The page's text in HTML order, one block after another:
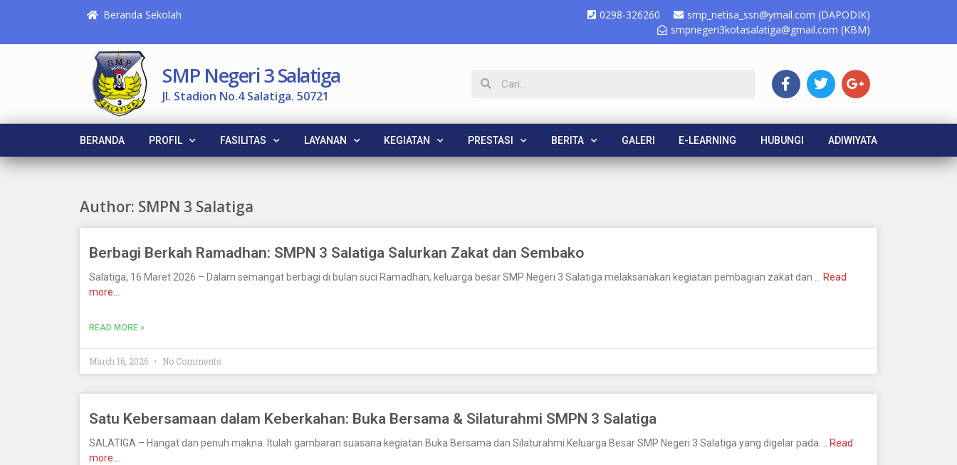
Beranda Sekolah 0298-326260
smp_netisa_ssn@ymail.com (DAPODIK)
smpnegeri3kotasalatiga@gmail.com (KBM)
SMP Negeri 3 Salatiga
Jl. Stadion No.4 Salatiga. 50721
BERANDA PROFIL FASILITAS LAYANAN KEGIATAN PRESTASI BERITA GALERI E-LEARNING HUBUNGI ADIWIYATA
Author: SMPN 3 Salatiga
Berbagi Berkah Ramadhan: SMPN 3 Salatiga Salurkan Zakat dan Sembako
Salatiga, 16 Maret 2026 – Dalam semangat berbagi di bulan suci Ramadhan, keluarga besar SMP Negeri 3 Salatiga melaksanakan kegiatan pembagian zakat dan … Read
more…
READ MORE »
March 16, 2026 No Comments
Satu Kebersamaan dalam Keberkahan: Buka Bersama & Silaturahmi SMPN 3 Salatiga
SALATIGA – Hangat dan penuh makna. Itulah gambaran suasana kegiatan Buka Bersama dan Silaturahmi Keluarga Besar SMP Negeri 3 Salatiga yang digelar pada … Read
more…